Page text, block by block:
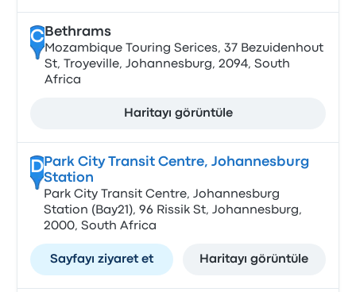
CBethrams
Mozambique Touring Serices, 37 Bezuidenhout
St, Troyeville, Johannesburg, 2094, South
Africa
Haritayı görüntüle
DPark City Transit Centre, Johannesburg
Station
Park City Transit Centre, Johannesburg
Station (Bay21), 96 Rissik St, Johannesburg,
2000, South Africa
Sayfayı ziyaret et Haritayı görüntüle